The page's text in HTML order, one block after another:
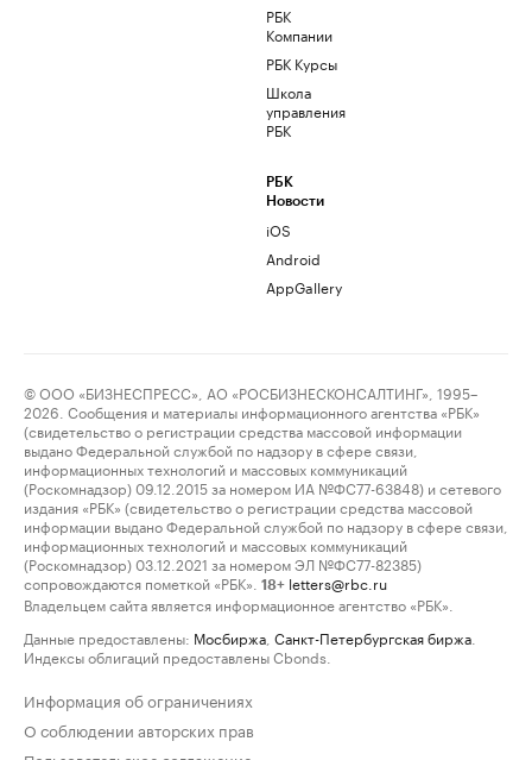
РБК
Компании
РБК Курсы
Школа
управления
РБК
РБК
Новости
iOS
Android
AppGallery
© ООО «БИЗНЕСПРЕСС», АО «РОСБИЗНЕСКОНСАЛТИНГ», 1995–
2026. Сообщения и материалы информационного агентства «РБК»
(свидетельство о регистрации средства массовой информации
выдано Федеральной службой по надзору в сфере связи,
информационных технологий и массовых коммуникаций
(Роскомнадзор) 09.12.2015 за номером ИА №ФС77-63848) и сетевого
издания «РБК» (свидетельство о регистрации средства массовой
информации выдано Федеральной службой по надзору в сфере связи,
информационных технологий и массовых коммуникаций
(Роскомнадзор) 03.12.2021 за номером ЭЛ №ФС77-82385)
сопровождаются пометкой «РБК».
18+ letters@rbc.ru
Владельцем сайта является информационное агентство «РБК».
Данные предоставлены: Мосбиржа Санкт-Петербургская биржа
Индексы облигаций предоставлены Cbonds.
Информация об ограничениях
О соблюдении авторских прав